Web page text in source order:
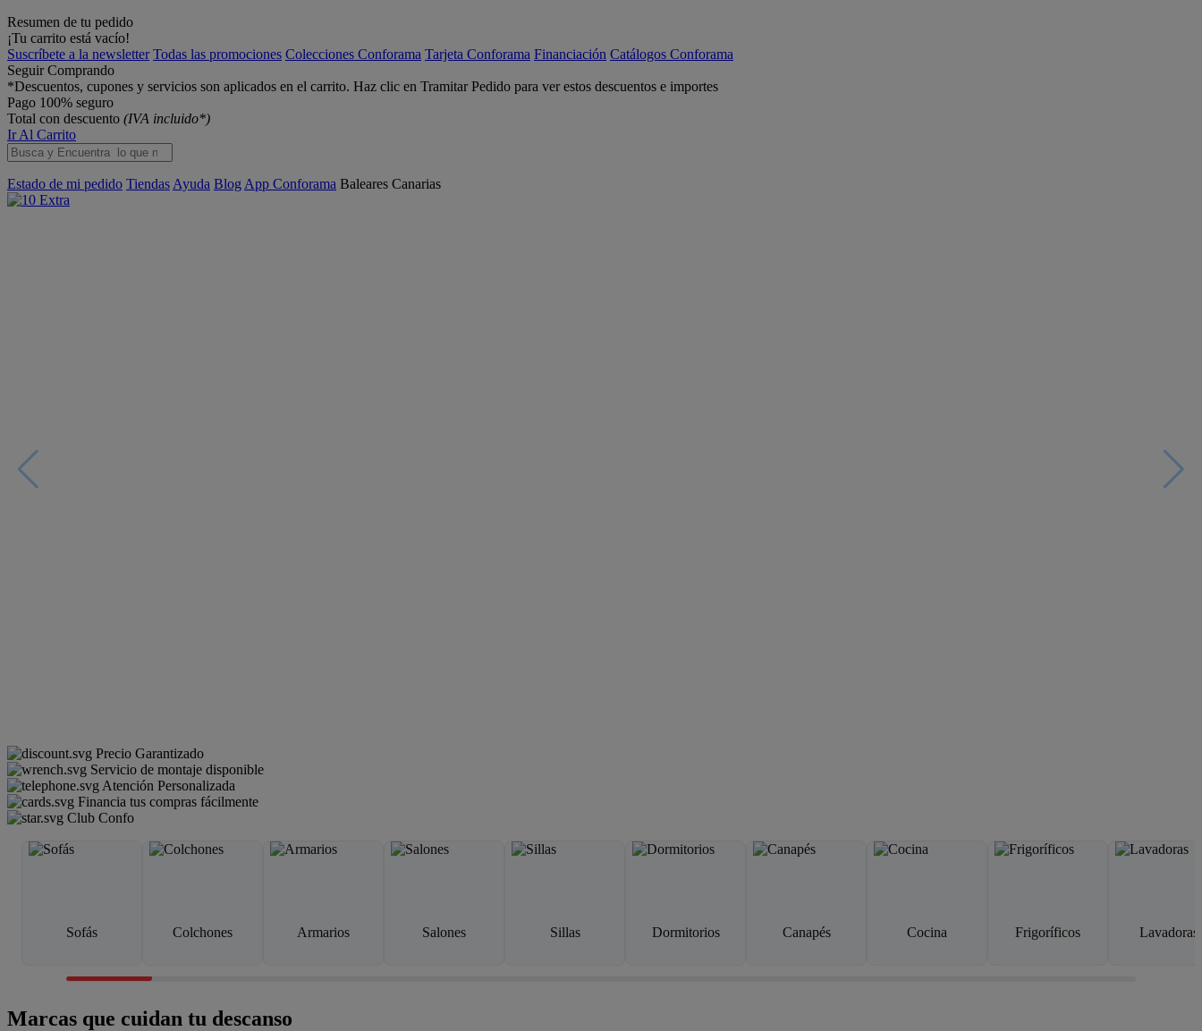
Resumen de tu pedido
¡Tu carrito está vacío!
Suscríbete a la newsletter Todas las promociones Colecciones Conforama Tarjeta Conforama Financiación Catálogos Conforama
Seguir Comprando
*Descuentos, cupones y servicios son aplicados en el carrito. Haz clic en Tramitar Pedido para ver estos descuentos e importes
Pago 100% seguro
Total con descuento (IVA incluido*)
Ir Al Carrito
Estado de mi pedido Tiendas Ayuda Blog App Conforama Baleares Canarias
Precio Garantizado
Servicio de montaje disponible
Atención Personalizada
Financia tus compras fácilmente
Club Confo
Sofás Colchones Armarios Salones Sillas Dormitorios Canapés Cocina Frigoríficos Lavadoras
Marcas que cuidan tu descanso